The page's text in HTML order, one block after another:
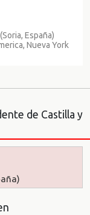
España)
Nueva York
de Castilla y